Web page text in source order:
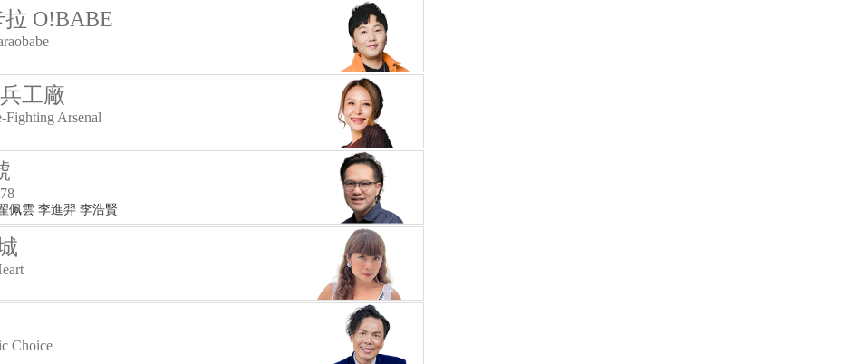
O!BABE
工廠
Fighting Arsenal
佩雲 李進羿 李浩賢
Choice